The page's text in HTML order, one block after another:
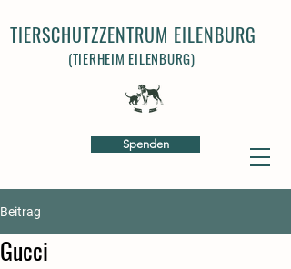
Spenden
TIERSCHUTZZENTRUM EILENBURG
(TIERHEIM EILENBURG)
Beitrag
Gucci